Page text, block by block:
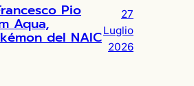
Pio
Aqua,
del NAIC
27
Luglio
2026